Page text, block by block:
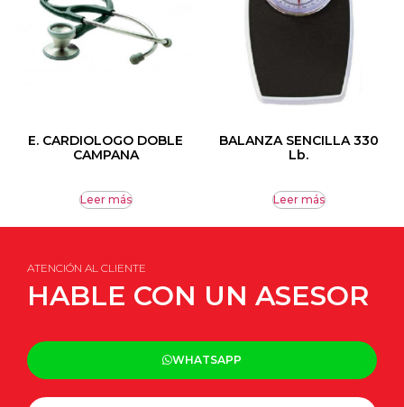
E. CARDIOLOGO DOBLE
CAMPANA
Leer más
BALANZA SENCILLA 330
Lb.
Leer más
ATENCIÓN AL CLIENTE
HABLE CON UN ASESOR
WHATSAPP